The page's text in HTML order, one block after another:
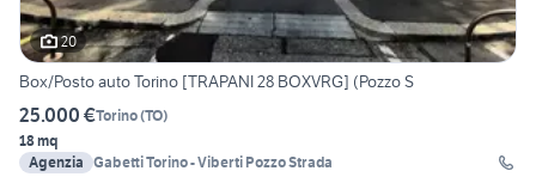
20
Box/Posto auto Torino [TRAPANI 28 BOXVRG] (Pozzo S
25.000 €Torino(TO)
18 mq
Agenzia Gabetti Torino - Viberti Pozzo Strada